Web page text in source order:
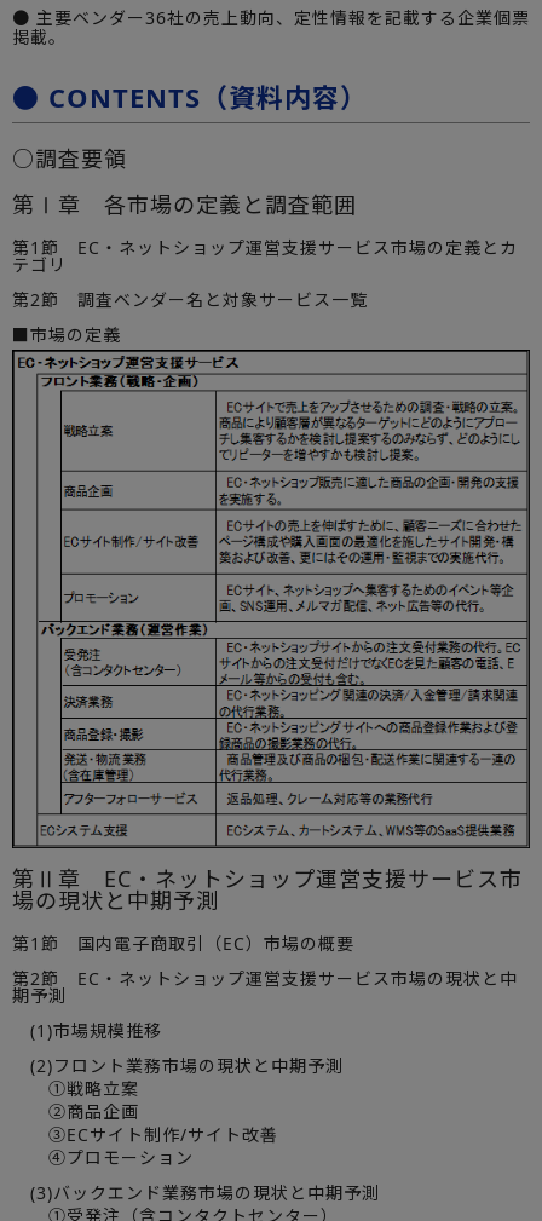
● 主要ベンダー36社の売上動向、定性情報を記載する企業個票
掲載。
● CONTENTS（資料内容）
○調査要領
第Ⅰ章 各市場の定義と調査範囲
第1節 EC・ネットショップ運営支援サービス市場の定義とカ
テゴリ
第2節 調査ベンダー名と対象サービス一覧
■市場の定義
第Ⅱ章 EC・ネットショップ運営支援サービス市
場の現状と中期予測
第1節 国内電子商取引（EC）市場の概要
第2節 EC・ネットショップ運営支援サービス市場の現状と中
期予測
(1)市場規模推移
(2)フロント業務市場の現状と中期予測
①戦略立案
②商品企画
③ECサイト制作/サイト改善
④プロモーション
(3)バックエンド業務市場の現状と中期予測
①受発注（含コンタクトセンター）